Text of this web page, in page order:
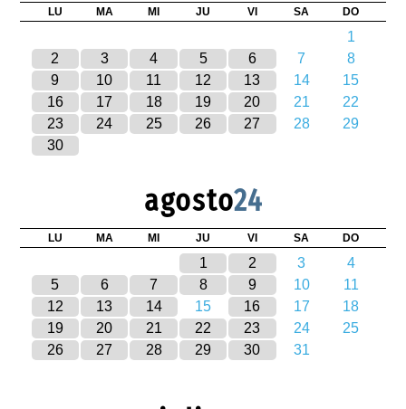
LU MA MI JU VI SA DO
1
2
3 4 5 6 7
8
9
10 11 12 13 14
15
16
17 18 19 20 21
22
23
24 25 26 27 28
29
30
agosto24
LU MA MI JU VI SA DO
1 2 3
4
5
6 7 8 9 10
11
12
13 14 15 16 17
18
19
20 21 22 23 24
25
26
27 28 29 30 31